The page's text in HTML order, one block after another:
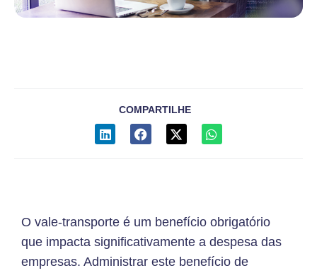
COMPARTILHE
O vale-transporte é um benefício obrigatório
que impacta significativamente a despesa das
empresas. Administrar este benefício de